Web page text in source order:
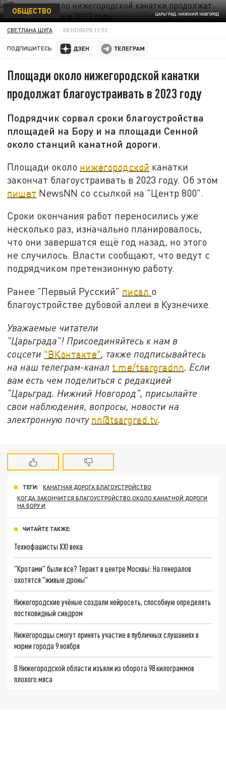
ЦАРЬГРАД. НИЖНИЙ НОВГОРОД
ОБЩЕСТВО
СВЕТЛАНА ШУГА 08 НОЯБРЯ 17:53
ПОДПИШИТЕСЬ:
Площади около нижегородской канатки
продолжат благоустраивать в 2023 году
Подрядчик сорвал сроки благоустройства
площадей на Бору и на площади Сенной
около станций канатной дороги.
Площади около нижегородской канатки
закончат благоустраивать в 2023 году. Об этом
пишет NewsNN со ссылкой на "Центр 800".
Сроки окончания работ переносились уже
несколько раз, изначально планировалось,
что они завершатся ещё год назад, но этого
не случилось. Власти сообщают, что ведут с
подрядчиком претензионную работу.
Ранее "Первый Русский" писал о
благоустройстве дубовой аллеи в Кузнечихе.
Уважаемые читатели
"Царьграда"! Присоединяйтесь к нам в
соцсети "ВКонтакте", также подписывайтесь
на наш телеграм-канал t.me/tsargradnn. Если
вам есть чем поделиться с редакцией
"Царьград. Нижний Новгород", присылайте
свои наблюдения, вопросы, новости на
электронную почту nn@tsargrad.tv.
ТЕГИ:
КАНАТНАЯ ДОРОГА БЛАГОУСТРОЙСТВО
КОГДА ЗАКОНЧИТСЯ БЛАГОУСТРОЙСТВО ОКОЛО КАНАТНОЙ ДОРОГИ
НА БОРУ И
ЧИТАЙТЕ ТАКЖЕ:
Технофашисты XXI века
"Кротами" были все? Теракт в центре Москвы: На генералов
охотятся "живые дроны"
Нижегородские учёные создали нейросеть, способную определять
постковидный синдром
Нижегородцы смогут принять участие в публичных слушаниях в
мэрии города 9 ноября
В Нижегородской области изъяли из оборота 98 килограммов
плохого мяса